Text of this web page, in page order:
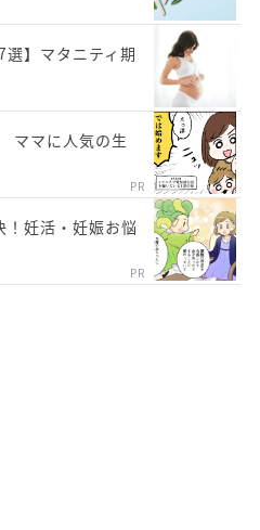
選】マタニティ期
ママに人気の生
PR
！妊活・妊娠お悩
PR